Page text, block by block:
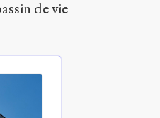
de vie